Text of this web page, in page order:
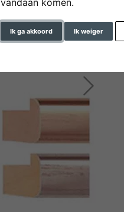
Ik ga akkoord Ik weiger
Verder